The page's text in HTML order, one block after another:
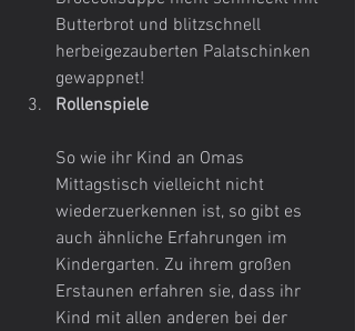
Butterbrot und blitzschnell
herbeigezauberten Palatschinken
gewappnet!
Rollenspiele
So wie ihr Kind an Omas
Mittagstisch vielleicht nicht
wiederzuerkennen ist, so gibt es
auch ähnliche Erfahrungen im
Kindergarten. Zu ihrem großen
Erstaunen erfahren sie, dass ihr
Kind mit allen anderen bei der